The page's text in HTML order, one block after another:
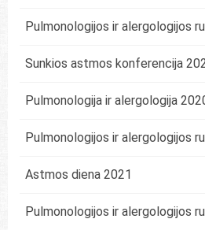
Pulmonologijos ir alergologijos
Sunkios astmos konferencija
Pulmonologija ir alergologija
Pulmonologijos ir alergologijos
Astmos diena 2021
Pulmonologijos ir alergologijos